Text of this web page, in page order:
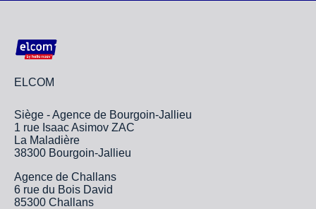
ELCOM
Siège - Agence de Bourgoin-Jallieu
1 rue Isaac Asimov ZAC
La Maladière
38300 Bourgoin-Jallieu
Agence de Challans
6 rue du Bois David
85300 Challans